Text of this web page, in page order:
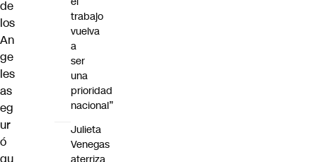
de
los
An
ge
les
as
eg
ur
ó
qu
trabajo
vuelva
a
ser
una
prioridad
nacional”
Julieta
Venegas
aterriza